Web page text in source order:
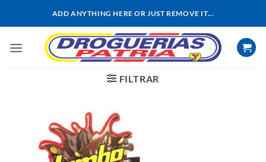
ADD ANYTHING HERE OR JUST REMOVE IT...
FILTRAR